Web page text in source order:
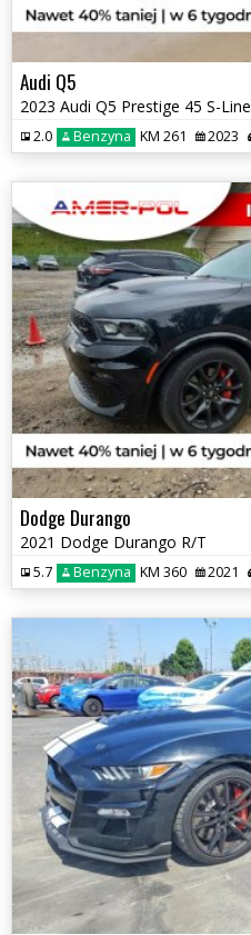
Audi Q5
2023 Audi Q5 Prestige 45 S-Line
2.0 Benzyna KM 261 2023
Dodge Durango
2021 Dodge Durango R/T
5.7 Benzyna KM 360 2021